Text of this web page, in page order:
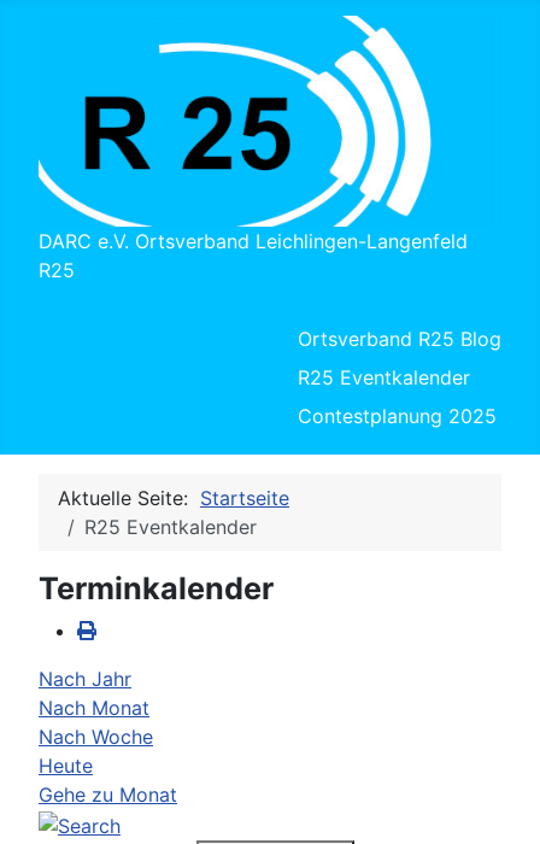
DARC e.V. Ortsverband Leichlingen-Langenfeld
R25
Ortsverband R25 Blog
R25 Eventkalender
Contestplanung 2025
Aktuelle Seite: Startseite
R25 Eventkalender
Terminkalender
Nach Jahr
Nach Monat
Nach Woche
Heute
Gehe zu Monat